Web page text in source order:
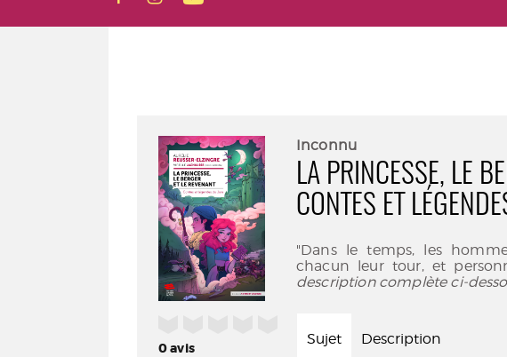
0avis
Inconnu
LA PRINCESSE, LE
CONTES ET
"Dans le temps, les
chacun leur tour, et
description complète ci-
Sujet Description